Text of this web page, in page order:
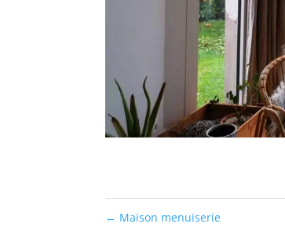
← Maison menuiserie